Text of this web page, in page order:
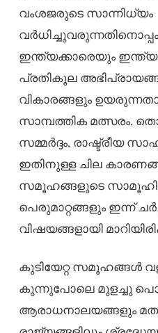
വംശജരുടെ സാന്നിധ്യം
ഇന്ത്യക്കാരെയും
പ്രതികൂല
വികാരങ്ങളും
സാമ്പത്തിക മത്സരം,
സമ്മർദ്ദം, രാഷ്ട്രീയ
ഇതിനുള്ള ചില
സമൂഹങ്ങളുടെ
പെരുമാറ്റങ്ങളും ഇന്ന്
വിഷയങ്ങളായി
കുടിയേറ്റ സമൂഹങ്ങൾ
കുന്നുപോലെ മുളച്ചു
ആരാധനാലയങ്ങളും